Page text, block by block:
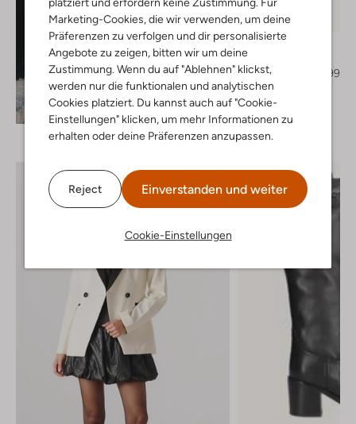
Marketing-Cookies, die wir verwenden, um deine
Präferenzen zu verfolgen und dir personalisierte
Angebote zu zeigen, bitten wir um deine
Zustimmung. Wenn du auf "Ablehnen" klickst,
werden nur die funktionalen und analytischen
Cookies platziert. Du kannst auch auf "Cookie-
Einstellungen" klicken, um mehr Informationen zu
erhalten oder deine Präferenzen anzupassen.
Reject Einverstanden und weiter
Cookie-Einstellungen
Entdecke den Look
Letzter Artikel
-50%
Bibi Lou
€ 169,99
€ 84,99